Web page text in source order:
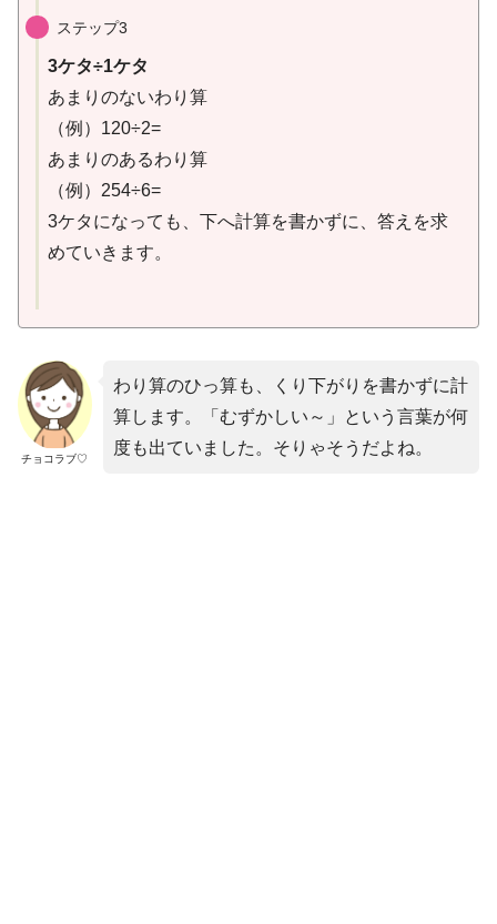
ステップ3
3ケタ÷1ケタ
あまりのないわり算
（例）120÷2=
あまりのあるわり算
（例）254÷6=
3ケタになっても、下へ計算を書かずに、答えを求
めていきます。
チョコラブ♡
わり算のひっ算も、くり下がりを書かずに計
算します。「むずかしい～」という言葉が何
度も出ていました。そりゃそうだよね。